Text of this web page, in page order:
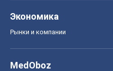
Экономика
Рынки и компании
MedOboz